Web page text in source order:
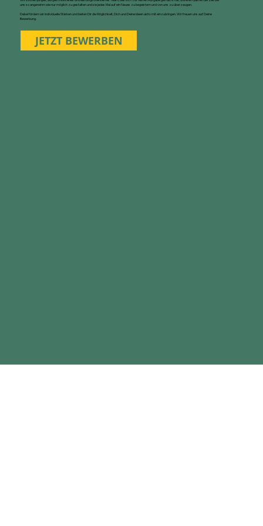
uns so angenehm wie nur möglich zu gestalten und sie jedes Mal auf ein Neues zu begeistern und von uns zu überzeugen.
Dabei fördern wir individuelle Stärken und bieten Dir die Möglichkeit, Dich und Deine Ideen aktiv mit einzubringen. Wir freuen uns auf Deine
Bewerbung.
JETZT BEWERBEN